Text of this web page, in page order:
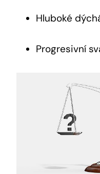
Hluboké
Progresivní